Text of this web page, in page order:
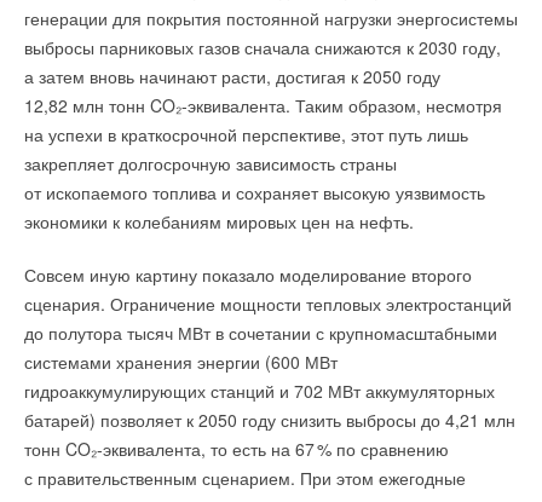
генерации для покрытия постоянной нагрузки энергосистемы
выбросы парниковых газов сначала снижаются к 2030 году,
а затем вновь начинают расти, достигая к 2050 году
12,82 млн тонн CO₂-эквивалента. Таким образом, несмотря
на успехи в краткосрочной перспективе, этот путь лишь
закрепляет долгосрочную зависимость страны
от ископаемого топлива и сохраняет высокую уязвимость
экономики к колебаниям мировых цен на нефть.
Совсем иную картину показало моделирование второго
сценария. Ограничение мощности тепловых электростанций
до полутора тысяч МВт в сочетании с крупномасштабными
системами хранения энергии (600 МВт
гидроаккумулирующих станций и 702 МВт аккумуляторных
батарей) позволяет к 2050 году снизить выбросы до 4,21 млн
тонн CO₂-эквивалента, то есть на 67% по сравнению
с правительственным сценарием. При этом ежегодные
двигаться вместе с ними, поглощая энергию и возвращаясь
в исходное положение после окончания сейсмического
воздействия. Такой подход значительно снижает риск
серьёзных повреждений.
а общая длина трубопроводов до 1200 м и перепад высот до
110 м позволяют использовать систему на крупных
и многоэтажных объектах.
Серия поддерживает автоматическую адресацию,
Bluetooth, что значительно упрощает ввод оборудования
При разработке наружных блоков особое внимание уделено
снижению уровня шума. Оптимизированная конструкция
вентиляторов, 15 программ шумоподавления
и автоматический ночной режим позволяют выполнять
требования по акустическому комфорту на объектах
различного назначения.
Линейка MVS-10 включает наружные блоки
Читайте по теме:
профи климатической отрасли
→
Thermo: чем отличаются три серии
→
→ Как «Русклимат» формирует новые стандарты в ОВКЭС
→ Российское качество мирового уровня
НОВОСТИ СОК 26 ИЮНЯ 2026
→ ЕВРАРОС и РЭЦ обсудили возможности для роста
НОВОСТИ СОК 16 ИЮНЯ 2026
→ AURUS на ПМЭФ-2026: превосходство дизайна
НОВОСТИ СОК 10 ИЮНЯ 2026
→
НОВОСТИ СОК 9 ИЮНЯ 2026
→
Свежий воздух без компромиссов: новые приточно-